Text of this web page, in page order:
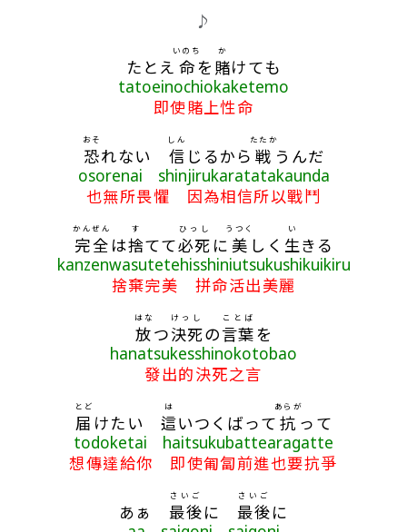
♪
たとえ 命
いのち
を 賭
か
けても
tatoeinochiokaketemo
即使賭上性命
恐
おそ
れない 信
しん
じるから 戦
たたか
うんだ
osorenai shinjirukaratatakaunda
也無所畏懼 因為相信所以戰鬥
完全
かんぜん
は捨
す
てて必死
ひっし
に 美
うつく
しく 生
い
きる
kanzenwasutetehisshiniutsukushikuikiru
捨棄完美 拼命活出美麗
放
はな
つ決死
けっし
の言葉
ことば
を
hanatsukesshinokotobao
發出的決死之言
届
とど
けたい 這
は
いつくばって 抗
あらが
って
todoketai haitsukubattearagatte
想傳達給你 即使匍匐前進也要抗爭
あぁ 最後
さいご
に 最後
さいご
に